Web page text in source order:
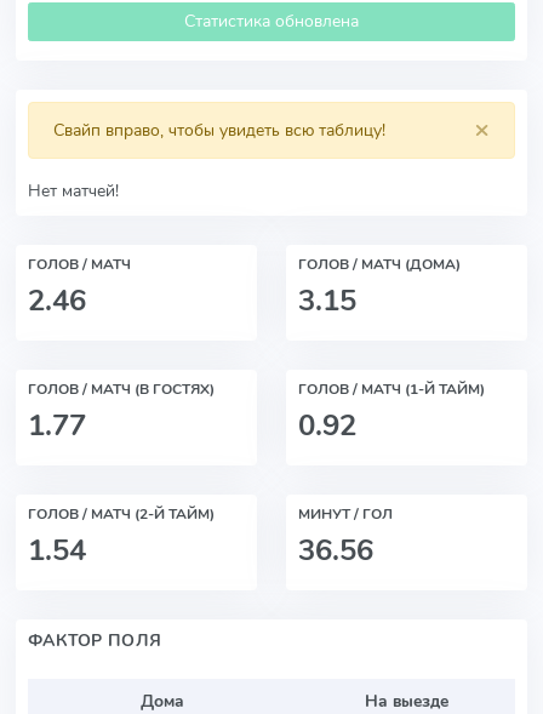
Статистика обновлена
×
Свайп вправо, чтобы увидеть всю таблицу!
Нет матчей!
ГОЛОВ / МАТЧ
2.46
ГОЛОВ / МАТЧ (ДОМА)
3.15
ГОЛОВ / МАТЧ (В ГОСТЯХ)
1.77
ГОЛОВ / МАТЧ (1-Й ТАЙМ)
0.92
ГОЛОВ / МАТЧ (2-Й ТАЙМ)
1.54
МИНУТ / ГОЛ
36.56
ФАКТОР ПОЛЯ
Дома
На выезде